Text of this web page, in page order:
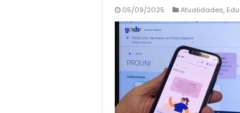
05/09/2025 Atualidades,